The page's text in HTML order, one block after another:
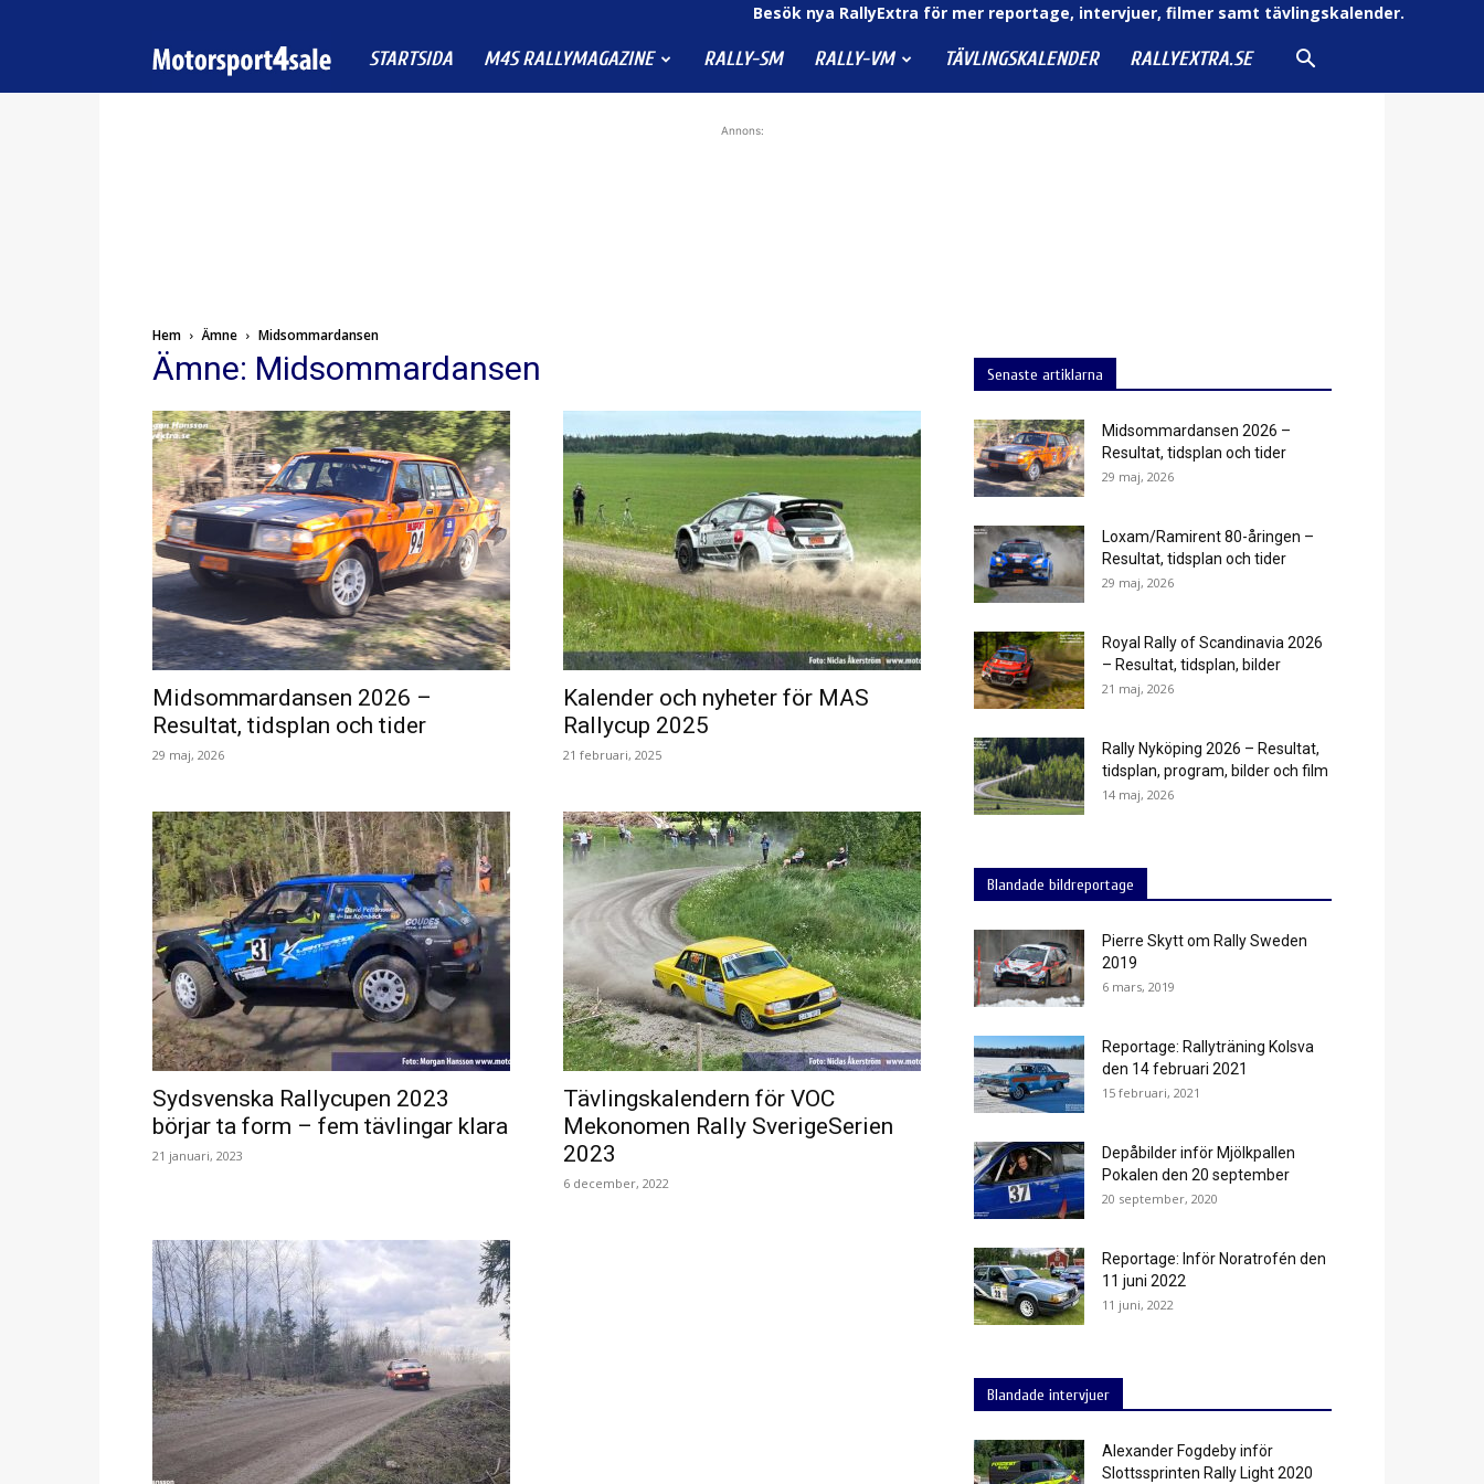
Besök nya RallyExtra för mer reportage, intervjuer, filmer samt tävlingskalender.
Motorsport4sale
STARTSIDA M4S RALLYMAGAZINE RALLY-SM RALLY-VM TÄVLINGSKALENDER RALLYEXTRA.SE
Annons:
Hem Ämne Midsommardansen
Ämne: Midsommardansen
Midsommardansen 2026 –
Resultat, tidsplan och tider
29 maj, 2026
Kalender och nyheter för MAS
Rallycup 2025
21 februari, 2025
Sydsvenska Rallycupen 2023
börjar ta form – fem tävlingar klara
21 januari, 2023
Tävlingskalendern för VOC
Mekonomen Rally SverigeSerien
2023
6 december, 2022
Senaste artiklarna
Midsommardansen 2026 –
Resultat, tidsplan och tider
29 maj, 2026
Loxam/Ramirent 80-åringen –
Resultat, tidsplan och tider
29 maj, 2026
Royal Rally of Scandinavia 2026
– Resultat, tidsplan, bilder
21 maj, 2026
Rally Nyköping 2026 – Resultat,
tidsplan, program, bilder och film
14 maj, 2026
Blandade bildreportage
Pierre Skytt om Rally Sweden
2019
6 mars, 2019
Reportage: Rallyträning Kolsva
den 14 februari 2021
15 februari, 2021
Depåbilder inför Mjölkpallen
Pokalen den 20 september
20 september, 2020
Reportage: Inför Noratrofén den
11 juni 2022
11 juni, 2022
Blandade intervjuer
Alexander Fogdeby inför
Slottssprinten Rally Light 2020